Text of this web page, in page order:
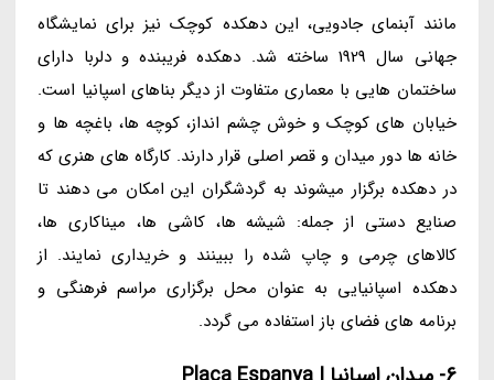
مانند آبنمای جادویی، این دهکده کوچک نیز برای نمایشگاه
جهانی سال 1929 ساخته شد. دهکده فریبنده و دلربا دارای
ساختمان هایی با معماری متفاوت از دیگر بناهای اسپانیا است.
خیابان های کوچک و خوش چشم انداز، کوچه ها، باغچه ها و
خانه ها دور میدان و قصر اصلی قرار دارند. کارگاه های هنری که
در دهکده برگزار میشوند به گردشگران این امکان می دهند تا
صنایع دستی از جمله: شیشه ها، کاشی ها، میناکاری ها،
کالاهای چرمی و چاپ شده را ببینند و خریداری نمایند. از
دهکده اسپانیایی به عنوان محل برگزاری مراسم فرهنگی و
برنامه های فضای باز استفاده می گردد.